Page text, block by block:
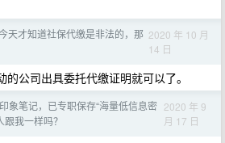
天才知道社保代缴是非法的，那 2020 年 10 月
14 日
公司出具委托代缴证明就可以了。
印象笔记，已专职保存“海量低信息密
我一样吗？
2020 年 9
月 17 日